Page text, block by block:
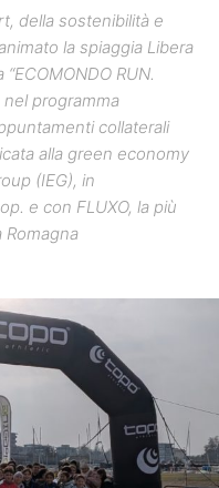
della sostenibilità e
la spiaggia Libera
RUN.
nel programma
collaterali
alla green economy
(IEG), in
e con FLUXO, la più